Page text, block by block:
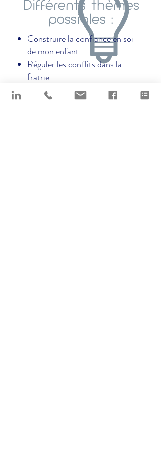
Des ateliers de 2 jours
Pour les ateliers à thème :
Des modules de 3 heures
Des modules d’une journée
Des modules combinés avec le
parcours initial
Différents thèmes
possibles :
Construire la confiance en soi
de mon enfant
Réguler les conflits dans la
fratrie
La discipline positive
Réguler les émotions, une